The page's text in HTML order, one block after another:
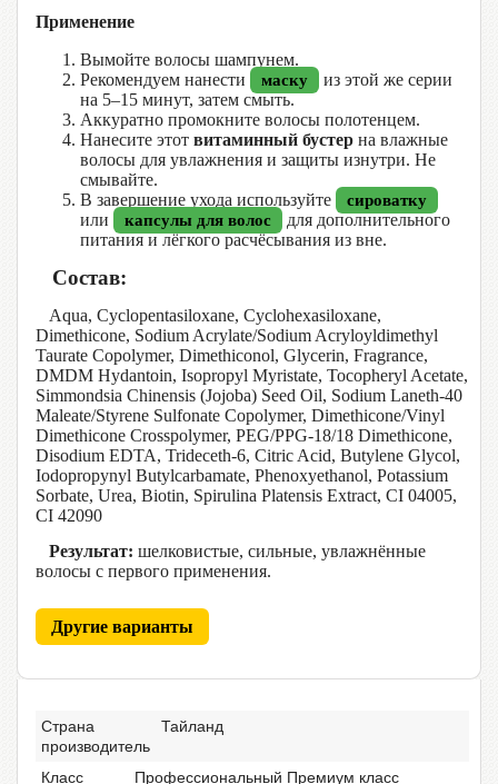
Применение
Вымойте волосы шампунем.
Рекомендуем нанести
маску
из этой же серии
на 5–15 минут, затем смыть.
Аккуратно промокните волосы полотенцем.
Нанесите этот витаминный бустер на влажные
волосы для увлажнения и защиты изнутри. Не
смывайте.
В завершение ухода используйте
сироватку
или капсулы для волос
для дополнительного
питания и лёгкого расчёсывания из вне.
Состав:
Aqua, Cyclopentasiloxane, Cyclohexasiloxane,
Dimethicone, Sodium Acrylate/Sodium Acryloyldimethyl
Taurate Copolymer, Dimethiconol, Glycerin, Fragrance,
DMDM Hydantoin, Isopropyl Myristate, Tocopheryl Acetate,
Simmondsia Chinensis (Jojoba) Seed Oil, Sodium Laneth-40
Maleate/Styrene Sulfonate Copolymer, Dimethicone/Vinyl
Dimethicone Crosspolymer, PEG/PPG-18/18 Dimethicone,
Disodium EDTA, Trideceth-6, Citric Acid, Butylene Glycol,
Iodopropynyl Butylcarbamate, Phenoxyethanol, Potassium
Sorbate, Urea, Biotin, Spirulina Platensis Extract, CI 04005,
CI 42090
Результат: шелковистые, сильные, увлажнённые
волосы с первого применения.
Другие варианты
Страна
производитель
Тайланд
Класс Профессиональный Премиум класс